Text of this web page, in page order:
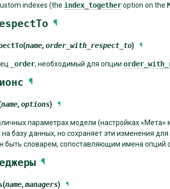
indexes (the index_togetheroption on the
¶
(name, order_with_respect_to) ¶
_order, необходимый для опции
¶
name, options) ¶
параметрах модели (настройках «Мета»
базу данных, но сохраняет эти изменения
быть словарем, сопоставляющим имена опций
¶
(name, managers) ¶